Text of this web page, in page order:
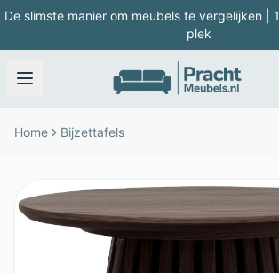
De slimste manier om meubels te vergelijken |
plek
Home Bijzettafels